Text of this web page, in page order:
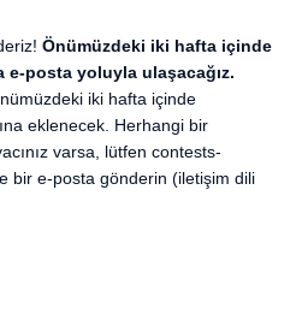
Önümüzdeki iki hafta içinde
e-posta yoluyla ulaşacağız.
iki hafta içinde
eklenecek. Herhangi bir
varsa, lütfen contests-
bir e-posta gönderin (iletişim dili